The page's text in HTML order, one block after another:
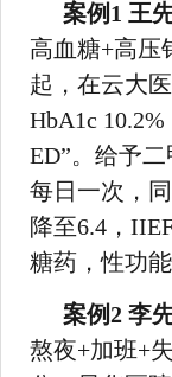
案例1 王
高血糖+高压
起，在云大
HbA1c
ED”。给予
每日一次，
降至6.4，
糖药，性功
案例2 李
熬夜+加班+